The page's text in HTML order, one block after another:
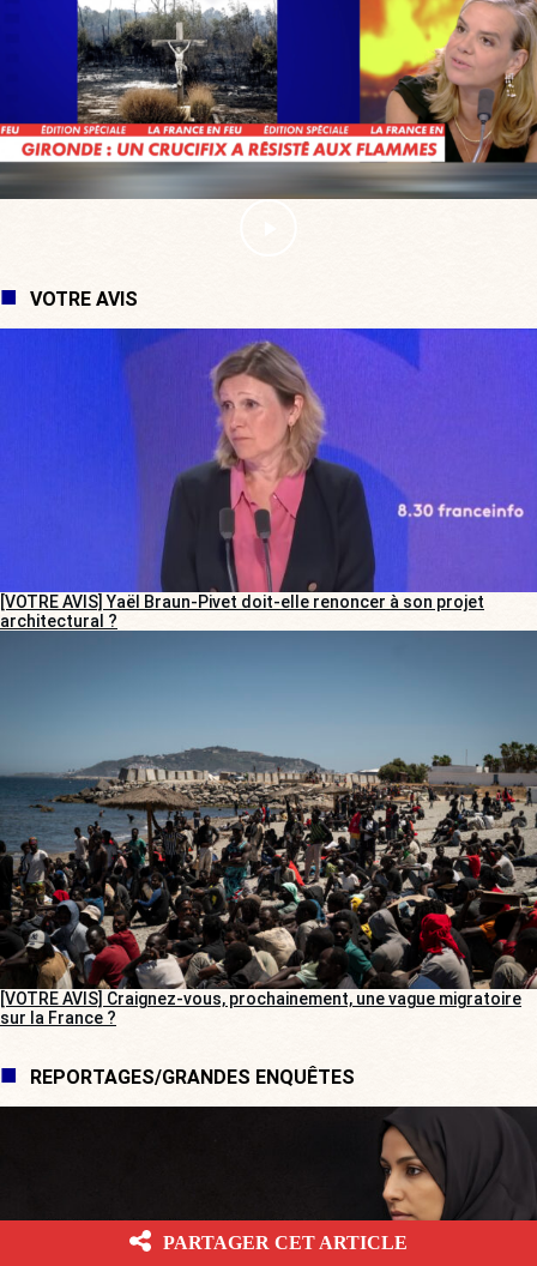
VOTRE AVIS
[VOTRE AVIS] Yaël Braun-Pivet doit-elle renoncer à son projet
architectural ?
[VOTRE AVIS] Craignez-vous, prochainement, une vague migratoire
sur la France ?
REPORTAGES/GRANDES ENQUÊTES
PARTAGER CET ARTICLE